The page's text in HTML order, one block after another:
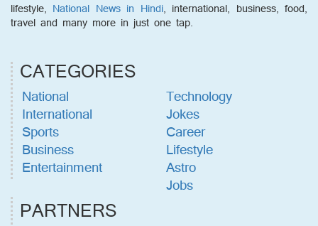
lifestyle, National News in Hindi, international, business, food,
travel and many more in just one tap.
CATEGORIES
National
International
Sports
Business
Entertainment
Technology
Jokes
Career
Lifestyle
Astro
Jobs
PARTNERS